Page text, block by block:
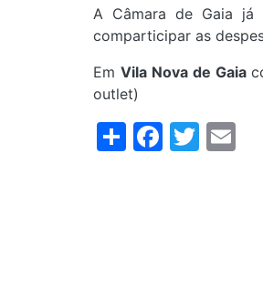
A Câmara de Gaia já
comparticipar as
EmVila Nova de Gaia
outlet)
Share